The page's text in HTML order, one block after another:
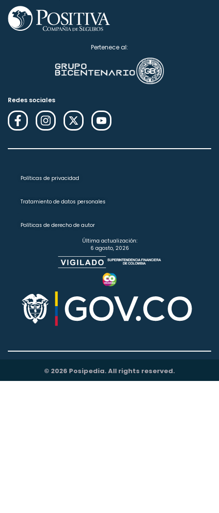
Pertenece al:
Redes sociales
Políticas de privacidad
Tratamiento de datos personales
Políticas de derecho de autor
Última actualización:
6 agosto, 2026
© 2026 Posipedia. All rights reserved.